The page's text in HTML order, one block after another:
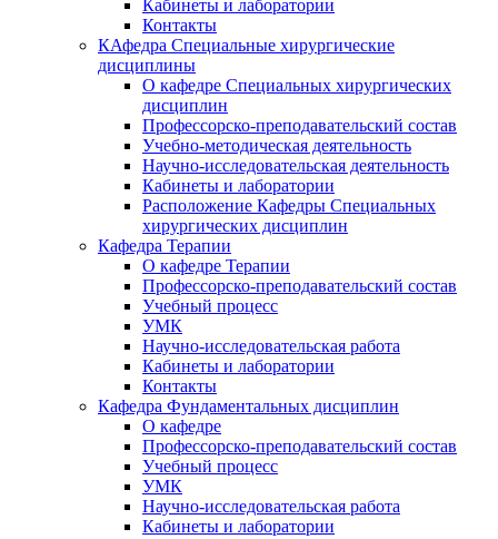
Кабинеты и лаборатории
Контакты
КАфедра Специальные хирургические
дисциплины
О кафедре Специальных хирургических
дисциплин
Профессорско-преподавательский состав
Учебно-методическая деятельность
Научно-исследовательская деятельность
Кабинеты и лаборатории
Расположение Кафедры Специальных
хирургических дисциплин
Кафедра Терапии
О кафедре Терапии
Профессорско-преподавательский состав
Учебный процесс
УМК
Научно-исследовательская работа
Кабинеты и лаборатории
Контакты
Кафедра Фундаментальных дисциплин
О кафедре
Профессорско-преподавательский состав
Учебный процесс
УМК
Научно-исследовательская работа
Кабинеты и лаборатории